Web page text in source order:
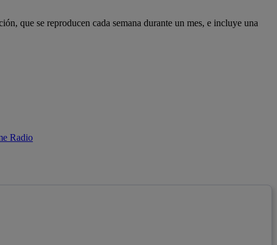
que se reproducen cada semana durante un mes, e incluye una
Radio